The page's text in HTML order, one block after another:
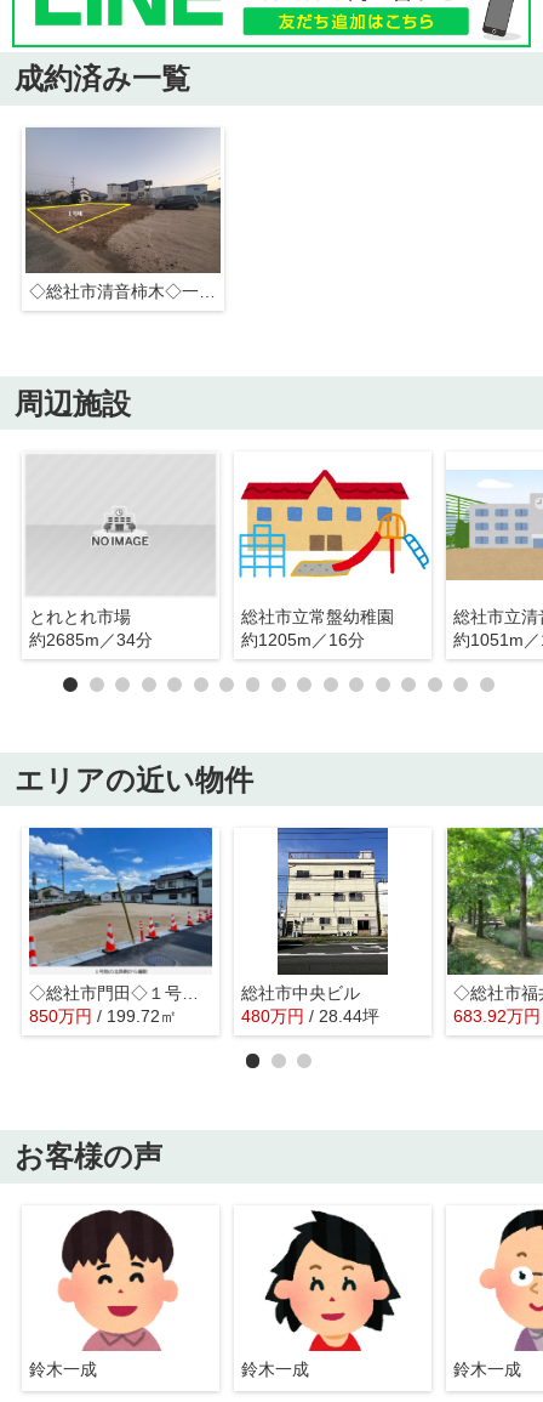
成約済み一覧
◇総社市清音柿木◇一号地◇
周辺施設
とれとれ市場
約2685m／34分
総社市立常盤幼稚園
約1205m／16分
総社市立清
約1051m
エリアの近い物件
◇総社市門田◇１号地◇
850万円 / 199.72㎡
総社市中央ビル
480万円 / 28.44坪 683.92万円
お客様の声
鈴木一成 鈴木一成 鈴木一成